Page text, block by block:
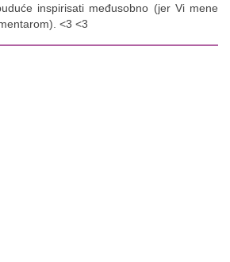
inspirisati međusobno (jer Vi mene
<3 <3